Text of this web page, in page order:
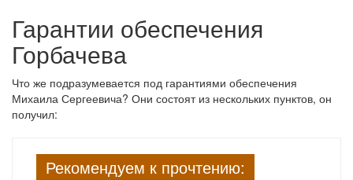
Гарантии обеспечения
Горбачева
Что же подразумевается под гарантиями обеспечения
Михаила Сергеевича? Они состоят из нескольких пунктов, он
получил:
Рекомендуем к прочтению: